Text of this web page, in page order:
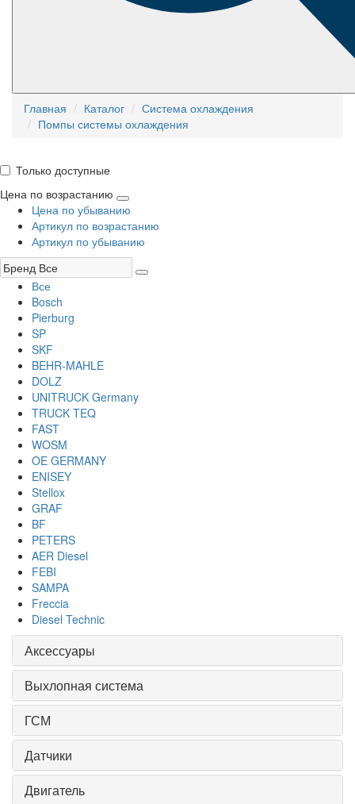
Главная Каталог
Система охлаждения
Помпы системы охлаждения
Только доступные
Цена по возрастанию
Цена по убыванию
Артикул по возрастанию
Артикул по убыванию
Все
Bosch
Pierburg
SP
SKF
BEHR-MAHLE
DOLZ
UNITRUCK Germany
TRUCK TEQ
FAST
WOSM
OE GERMANY
ENISEY
Stellox
GRAF
BF
PETERS
AER Diesel
FEBI
SAMPA
Freccia
Diesel Technic
Аксессуары
Выхлопная система
ГСМ
Датчики
Двигатель